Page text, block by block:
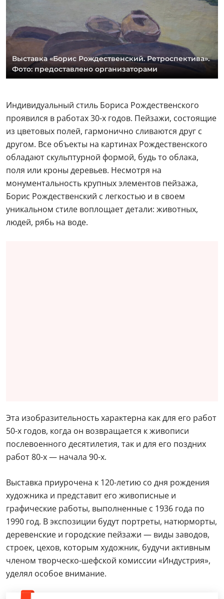
Выставка «Борис Рождественский. Ретроспектива».
Фото: предоставлено организаторами
Индивидуальный стиль Бориса Рождественского
проявился в работах 30-х годов. Пейзажи, состоящие
из цветовых полей, гармонично сливаются друг с
другом. Все объекты на картинах Рождественского
обладают скульптурной формой, будь то облака,
поля или кроны деревьев. Несмотря на
монументальность крупных элементов пейзажа,
Борис Рождественский с легкостью и в своем
уникальном стиле воплощает детали: животных,
людей, рябь на воде.
Эта изобразительность характерна как для его работ
50-х годов, когда он возвращается к живописи
послевоенного десятилетия, так и для его поздних
работ 80-х — начала 90-х.
Выставка приурочена к 120-летию со дня рождения
художника и представит его живописные и
графические работы, выполненные с 1936 года по
1990 год. В экспозиции будут портреты, натюрморты,
деревенские и городские пейзажи — виды заводов,
строек, цехов, которым художник, будучи активным
членом творческо-шефской комиссии «Индустрия»,
уделял особое внимание.